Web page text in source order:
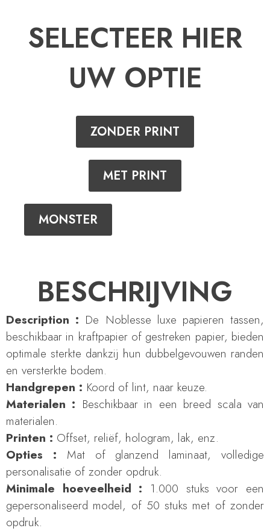
SELECTEER HIER
UW OPTIE
ZONDER PRINT
MET PRINT
MONSTER
BESCHRIJVING
Description : De Noblesse luxe papieren tassen,
beschikbaar in kraftpapier of gestreken papier, bieden
optimale sterkte dankzij hun dubbelgevouwen randen
en versterkte bodem.
Handgrepen : Koord of lint, naar keuze.
Materialen : Beschikbaar in een breed scala van
materialen.
Printen : Offset, reliëf, hologram, lak, enz.
Opties : Mat of glanzend laminaat, volledige
personalisatie of zonder opdruk.
Minimale hoeveelheid : 1.000 stuks voor een
gepersonaliseerd model, of 50 stuks met of zonder
opdruk.